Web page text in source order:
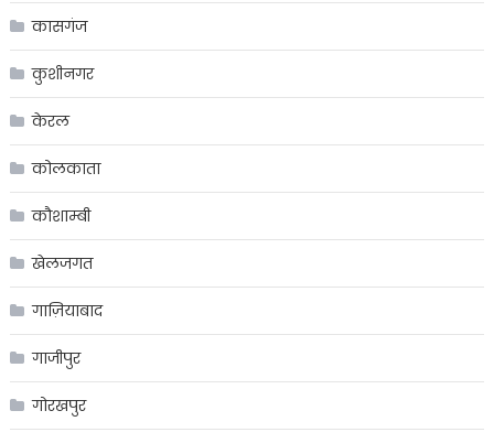
कासगंज
कुशीनगर
केरल
कोलकाता
कौशाम्बी
खेलजगत
गाज़ियाबाद
गाजीपुर
गोरखपुर